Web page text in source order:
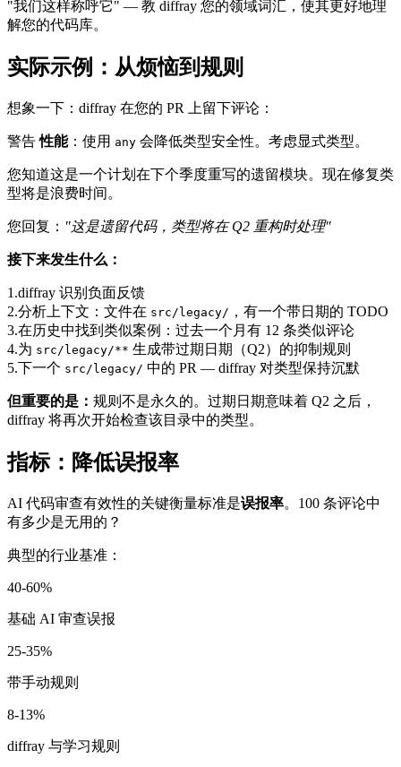
"我们这样称呼它" — 教 diffray 您的领域词汇，使其更好地理
解您的代码库。
实际示例：从烦恼到规则
想象一下：diffray 在您的 PR 上留下评论：
警告 性能：使用 any 会降低类型安全性。考虑显式类型。
您知道这是一个计划在下个季度重写的遗留模块。现在修复类
型将是浪费时间。
您回复： "这是遗留代码，类型将在 Q2 重构时处理"
接下来发生什么：
1.diffray 识别负面反馈
2.分析上下文：文件在 src/legacy/ ，有一个带日期的 TODO
3.在历史中找到类似案例：过去一个月有 12 条类似评论
4.为 src/legacy/** 生成带过期日期（Q2）的抑制规则
5.下一个 src/legacy/ 中的 PR — diffray 对类型保持沉默
但重要的是： 规则不是永久的。过期日期意味着 Q2 之后，
diffray 将再次开始检查该目录中的类型。
指标：降低误报率
AI 代码审查有效性的关键衡量标准是误报率。100 条评论中
有多少是无用的？
典型的行业基准：
40-60%
基础 AI 审查误报
25-35%
带手动规则
8-13%
diffray 与学习规则